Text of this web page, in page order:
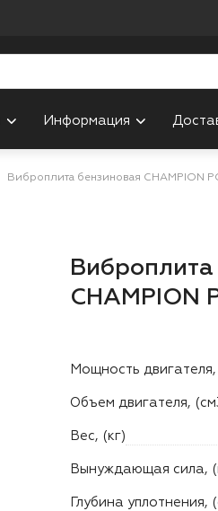
Информация
Виброплита бензиновая CHAMPION
CHAMPION
Мощность двигателя,
Объем двигателя,
Вес, (кг)
Вынуждающая сила,
Глубина уплотнения,